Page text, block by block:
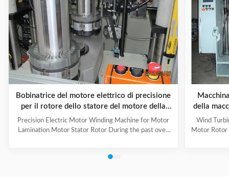
Bobinatrice del motore elettrico di precisione
per il rotore dello statore del motore della
laminazione del motore
Precision Electric Motor Winding Machine for Motor
Lamination Motor Stator Rotor During the past over
companies,such as
della
Wind
Motor Rotor